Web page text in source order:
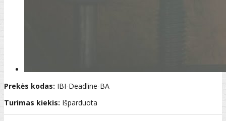
Prekės kodas: IBI-Deadline-BA
Turimas kiekis: Išparduota